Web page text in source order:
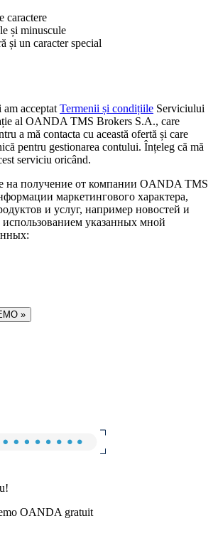
caractere
și minuscule
și un caracter special
acceptat Termenii și condițiile Serviciului
al OANDA TMS Brokers S.A., care
a mă contacta cu această ofertă și care
pentru gestionarea contului. Înțeleg că mă
serviciu oricând.
на получение от компании OANDA TMS
маркетингового характера,
и услуг, например новостей и
указанных мной
»
OANDA gratuit